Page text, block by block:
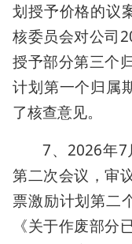
划授予价格的议
核委员会对公司
授予部分第三个
计划第一个归属
了核查意见。
7、2026年7
第二次会议，审
票激励计划第二
《关于作废部分